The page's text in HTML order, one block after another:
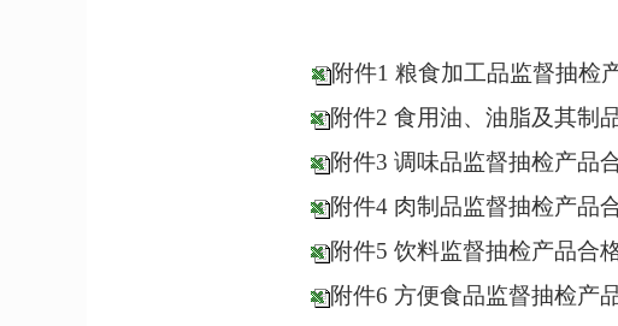
附件1 粮食加工品监督抽检
附件2 食用油、油脂及其制
附件3 调味品监督抽检产品
附件4 肉制品监督抽检产品
附件5 饮料监督抽检产品合
附件6 方便食品监督抽检产